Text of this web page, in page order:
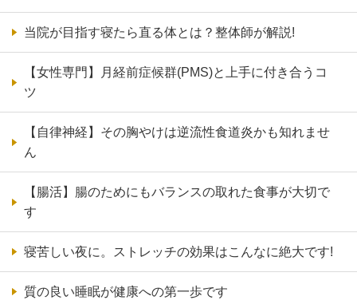
当院が目指す寝たら直る体とは？整体師が解説!
【女性専門】月経前症候群(PMS)と上手に付き合うコ
ツ
【自律神経】その胸やけは逆流性食道炎かも知れませ
ん
【腸活】腸のためにもバランスの取れた食事が大切で
す
寝苦しい夜に。ストレッチの効果はこんなに絶大です!
質の良い睡眠が健康への第一歩です